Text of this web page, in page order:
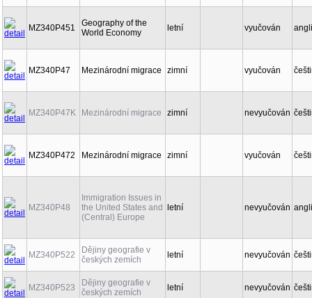
MZ340P451
Geography of the
World Economy
letní vyučován
MZ340P47 Mezinárodní migrace zimní vyučován
MZ340P47K Mezinárodní migrace zimní nevyučován
MZ340P472 Mezinárodní migrace zimní vyučován
MZ340P48
Immigration Issues in
the United States and
(Central) Europe
letní nevyučován
MZ340P522
Dějiny geografie v
českých zemích
letní nevyučován
MZ340P523
Dějiny geografie v
českých zemích
letní nevyučován